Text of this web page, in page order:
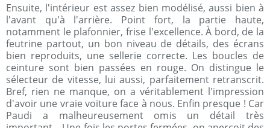
Ensuite, l'intérieur est assez bien modélisé, aussi bien à
l'avant qu'à l'arrière. Point fort, la partie haute,
notamment le plafonnier, frise l'excellence. À bord, de la
feutrine partout, un bon niveau de détails, des écrans
bien reproduits, une sellerie correcte. Les boucles de
ceinture sont bien passées en rouge. On distingue le
sélecteur de vitesse, lui aussi, parfaitement retranscrit.
Bref, rien ne manque, on a véritablement l'impression
d'avoir une vraie voiture face à nous. Enfin presque ! Car
Paudi a malheureusement omis un détail très